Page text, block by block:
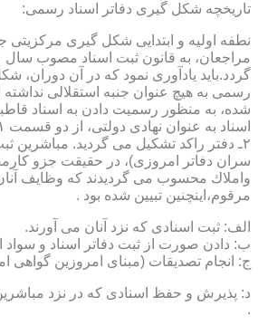
تاریخچه شكل گیری دفاتر اسناد رسمی:
نطفه اولیه و ابتدایی شكل گیری
گردد.باید یادآوری نمود كه در آن دوران،
رسمی به هیچ عنوان جنبه استقلالی
شده، به منظور رسمیت دادن به اسناد
۲ـ دفتر راكد تشكیل می گردید. مباشرین
سران دفاتر امروزی)، در حقیقت جزو
مرقوم،اینچنین تبیین شده بود .
الف: ثبت اسنادی كه نزد آنان می آورند.
ب: دادن صورت از ثبت دفاتر اسناد و سواد
ج: انجام تصدیقات (مبنای امروزین گواهی
د: پذیرش و حفظ اسنادی كه در نزد
.